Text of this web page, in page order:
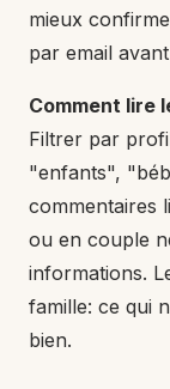
mieux
par email avant
Comment lire
Filtrer par
"enfants",
commentaires
ou en couple
informations.
famille: ce qui
bien.